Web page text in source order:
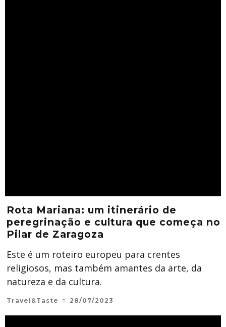
Rota Mariana: um itinerário de
peregrinação e cultura que começa no
Pilar de Zaragoza
Este é um roteiro europeu para crentes
religiosos, mas também amantes da arte, da
natureza e da cultura.
Travel&Taste 28/07/2023